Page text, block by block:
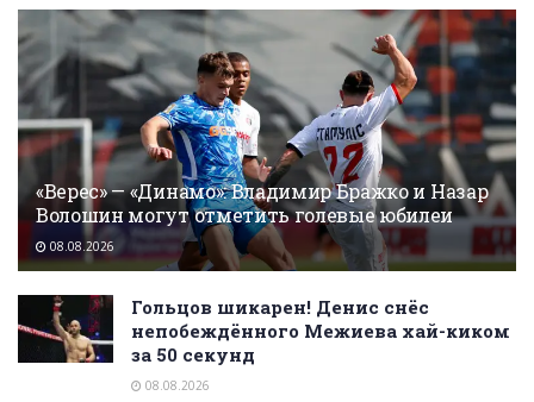
«Верес» — «Динамо»: Владимир Бражко и Назар
Волошин могут отметить голевые юбилеи
08.08.2026
Гольцов шикарен! Денис снёс
непобеждённого Межиева хай-киком
за 50 секунд
08.08.2026